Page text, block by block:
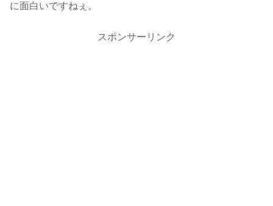
に面白いですねぇ。
スポンサーリンク